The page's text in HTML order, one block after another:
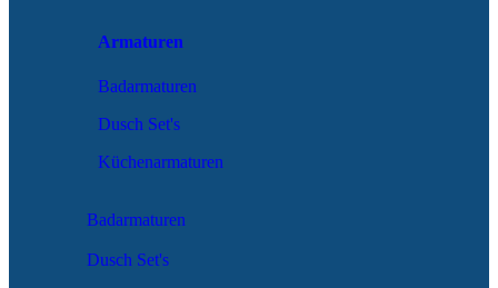
Armaturen
Badarmaturen
Dusch Set's
Küchenarmaturen
Badarmaturen
Dusch Set's